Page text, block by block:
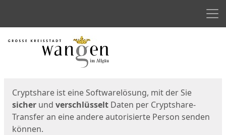
Start
Cryptshare ist eine Softwarelösung, mit der Sie
sicher und verschlüsselt Daten per Cryptshare-
Transfer an eine andere autorisierte Person senden
können.